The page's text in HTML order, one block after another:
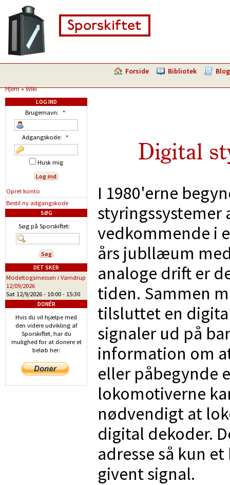
Forside Bibliotek Blog
Hjem»Wiki
Digital
I 1980'erne
vedkommende i
års jubllæum
analoge drift er
tiden. Sammen
tilsluttet en
signaler ud på
information om
eller påbegynde
lokomotiverne
nødvendigt at
digital dekoder.
adresse så kun
givent signal.
LOG IND
Brugernavn: *
Adgangskode: *
Husk mig
Opret konto
Bestil ny adgangskode
SØG
Søg på Sporskiftet:
DET SKER
Modeltogsmessen i Vamdrup
12/09/2026
Sat 12/9/2026 - 10:00 - 15:30
DONÉR
Hvis du vil hjælpe med
den videre udvikling af
Sporskiftet, har du
mulighed for at donere et
beløb her: